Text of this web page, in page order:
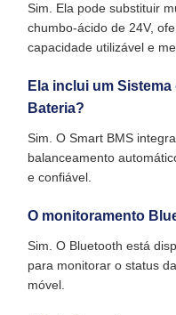
Sim. Ela pode substituir
chumbo-ácido de 24V,
capacidade utilizável e
Ela inclui um
Bateria?
Sim. O Smart BMS
balanceamento
e confiável.
O monitoramento
Sim. O Bluetooth está
para monitorar o status
móvel.